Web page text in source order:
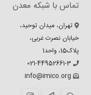
تماس با شبکه معدن
تهران، میدان توحید،
خیابان نصرت غربی،
پلاک15، واحد1
021-44952661-3
info@imico.org